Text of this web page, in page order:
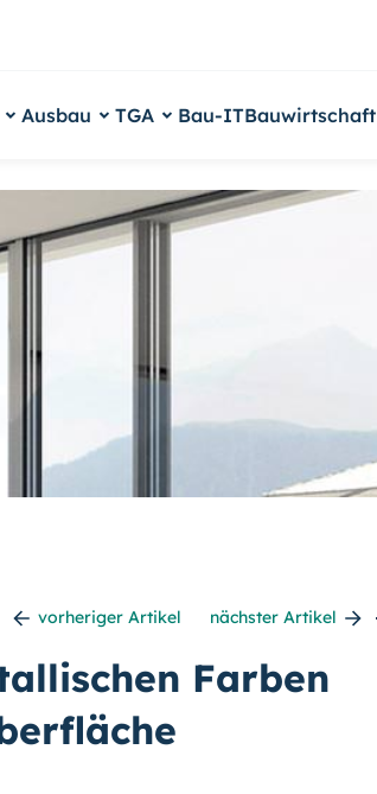
Ausbau TGA Bau-ITBauwirtschaft
vorheriger Artikel nächster Artikel
Farben